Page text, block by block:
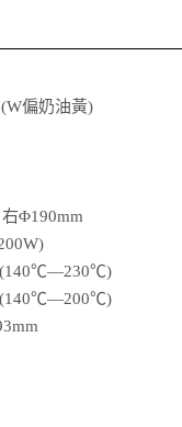
偏奶油黃)
Φ190mm
(140℃―230℃)
(140℃―200℃)